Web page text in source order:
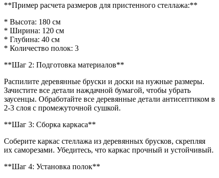
**Пример расчета размеров для пристенного стеллажа:**
* Высота: 180 см
* Ширина: 120 см
* Глубина: 40 см
* Количество полок: 3
**Шаг 2: Подготовка материалов**
Распилите деревянные бруски и доски на нужные размеры.
Зачистите все детали наждачной бумагой, чтобы убрать
заусенцы. Обработайте все деревянные детали антисептиком в
2-3 слоя с промежуточной сушкой.
**Шаг 3: Сборка каркаса**
Соберите каркас стеллажа из деревянных брусков, скрепляя
их саморезами. Убедитесь, что каркас прочный и устойчивый.
**Шаг 4: Установка полок**